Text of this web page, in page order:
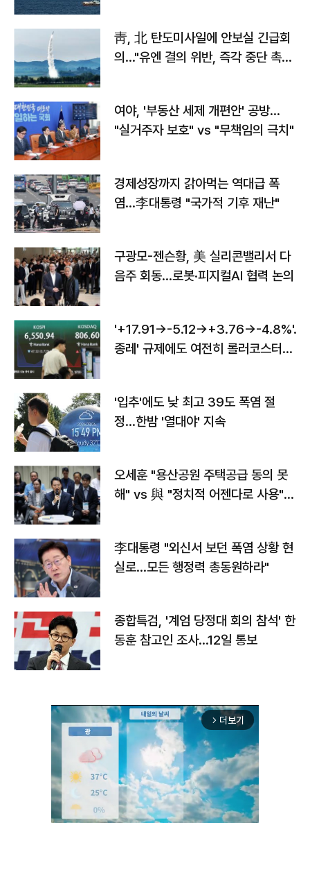
靑, 北 탄도미사일에 안보실 긴급회
의…"유엔 결의 위반, 즉각 중단 촉
여야, '부동산 세제 개편안' 공방…
"실거주자 보호" vs "무책임의 극치"
경제성장까지 갉아먹는 역대급 폭
염…李대통령 "국가적 기후 재난"
구광모-젠슨황, 美 실리콘밸리서 다
음주 회동…로봇·피지컬AI 협력 논의
'+17.91→-5.12→+3.76→-4.8%'…'
종레' 규제에도 여전히 롤러코스터
'입추'에도 낮 최고 39도 폭염 절
정…한밤 '열대야' 지속
오세훈 "용산공원 주택공급 동의 못
해" vs 與 "정치적 어젠다로 사용"
李대통령 "외신서 보던 폭염 상황 현
실로…모든 행정력 총동원하라"
종합특검, '계엄 당정대 회의 참석' 한
동훈 참고인 조사...12일 통보
arrow_forward_ios 더보기